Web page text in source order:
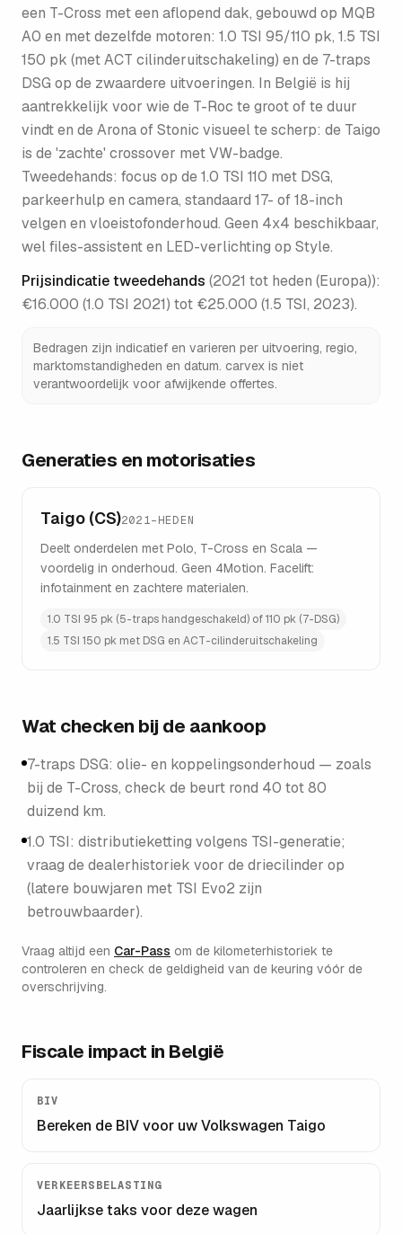
een T-Cross met een aflopend dak, gebouwd op MQB
A0 en met dezelfde motoren: 1.0 TSI 95/110 pk, 1.5 TSI
150 pk (met ACT cilinderuitschakeling) en de 7-traps
DSG op de zwaardere uitvoeringen. In België is hij
aantrekkelijk voor wie de T-Roc te groot of te duur
vindt en de Arona of Stonic visueel te scherp: de Taigo
is de 'zachte' crossover met VW-badge.
Tweedehands: focus op de 1.0 TSI 110 met DSG,
parkeerhulp en camera, standaard 17- of 18-inch
velgen en vloeistofonderhoud. Geen 4x4 beschikbaar,
wel files-assistent en LED-verlichting op Style.
Prijsindicatie tweedehands (2021 tot heden (Europa)):
€16.000 (1.0 TSI 2021) tot €25.000 (1.5 TSI, 2023).
Bedragen zijn indicatief en varieren per uitvoering, regio,
marktomstandigheden en datum. carvex is niet
verantwoordelijk voor afwijkende offertes.
Generaties en motorisaties
Taigo (CS)2021–HEDEN
Deelt onderdelen met Polo, T-Cross en Scala —
voordelig in onderhoud. Geen 4Motion. Facelift:
infotainment en zachtere materialen.
1.0 TSI 95 pk (5-traps handgeschakeld) of 110 pk (7-DSG)
1.5 TSI 150 pk met DSG en ACT-cilinderuitschakeling
Wat checken bij de aankoop
7-traps DSG: olie- en koppelingsonderhoud — zoals
bij de T-Cross, check de beurt rond 40 tot 80
duizend km.
1.0 TSI: distributieketting volgens TSI-generatie;
vraag de dealerhistoriek voor de driecilinder op
(latere bouwjaren met TSI Evo2 zijn
betrouwbaarder).
Vraag altijd een Car-Pass om de kilometerhistoriek te
controleren en check de geldigheid van de keuring vóór de
overschrijving.
Fiscale impact in België
BIV
Bereken de BIV voor uwVolkswagen Taigo
VERKEERSBELASTING
Jaarlijkse taks voor deze wagen